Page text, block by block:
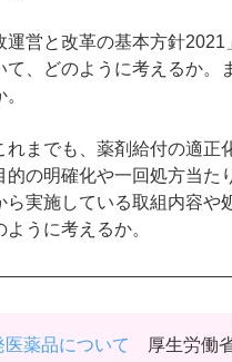
営と改革の基本方針
、どのように考えるか。
までも、薬剤給付の適正
の明確化や一回処方当た
実施している取組内容や
うに考えるか。
薬品について 厚生労働